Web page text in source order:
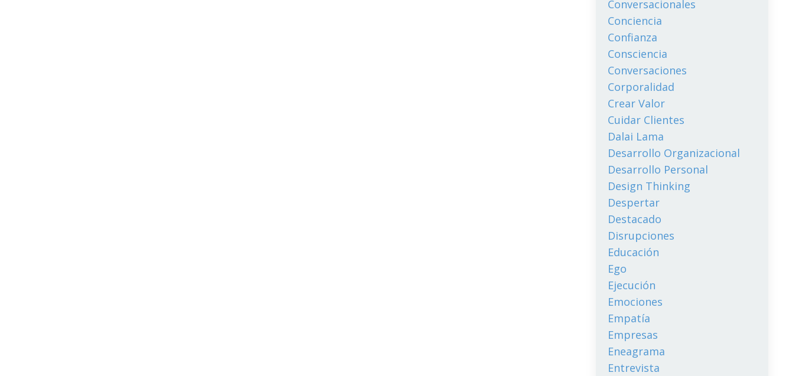
Conversacionales
Conciencia
Confianza
Consciencia
Conversaciones
Corporalidad
Crear Valor
Cuidar Clientes
Dalai Lama
Desarrollo Organizacional
Desarrollo Personal
Design Thinking
Despertar
Destacado
Disrupciones
Educación
Ego
Ejecución
Emociones
Empatía
Empresas
Eneagrama
Entrevista